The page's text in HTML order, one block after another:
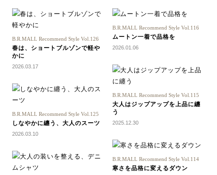
B.R.MALL Recommend Style Vol.126
春は、ショートブルゾンで軽や
かに
2026.03.17
B.R.MALL Recommend Style Vol.125
しなやかに纏う、大人のスーツ
2026.03.10
B.R.MALL Recommend Style Vol.116
ムートン一着で品格を
2026.01.06
B.R.MALL Recommend Style Vol.115
大人はジップアップを上品に纏
う
2025.12.30
B.R.MALL Recommend Style Vol.114
寒さを品格に変えるダウン